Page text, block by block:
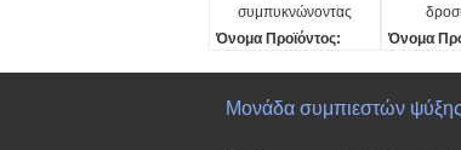
συμπυκνώνοντας
μονάδα χαμηλού
νερού
Όνομα Προϊόντος:
Υλικό:
Όνομα
Υλικό:
Μονάδα συμπιεστών ψύξης